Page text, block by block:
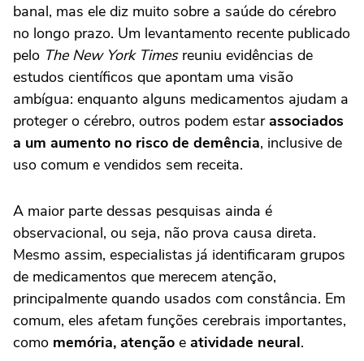
banal, mas ele diz muito sobre a saúde do cérebro
no longo prazo. Um levantamento recente publicado
pelo The New York Times reuniu evidências de
estudos científicos que apontam uma visão
ambígua: enquanto alguns medicamentos ajudam a
proteger o cérebro, outros podem estarassociados
a um aumento no risco de demência, inclusive de
uso comum e vendidos sem receita.
A maior parte dessas pesquisas ainda é
observacional, ou seja, não prova causa direta.
Mesmo assim, especialistas já identificaram grupos
de medicamentos que merecem atenção,
principalmente quando usados com constância. Em
comum, eles afetam funções cerebrais importantes,
como memória, atenção e atividade neural.